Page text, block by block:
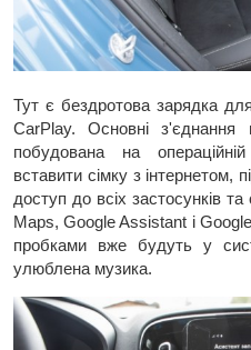
Тут є бездротова зарядка
CarPlay. Основні з'єднання
побудована на
вставити сімку з інтернетом,
доступ до всіх застосунків та
Maps, Google Assistant і
пробками вже будуть у
улюблена музика.